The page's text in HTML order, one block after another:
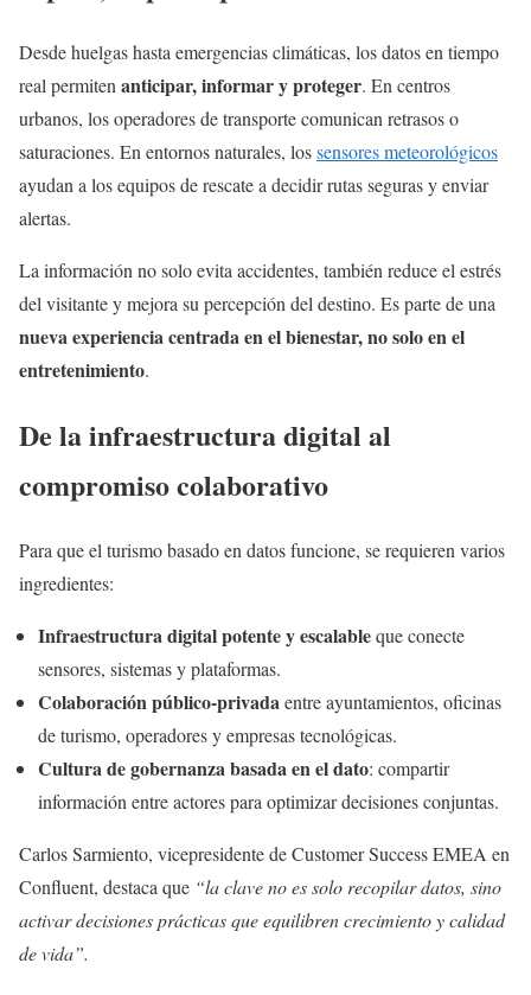
Desde huelgas hasta emergencias climáticas, los datos en tiempo
real permiten anticipar, informar y proteger. En centros
urbanos, los operadores de transporte comunican retrasos o
saturaciones. En entornos naturales, lossensores meteorológicos
ayudan a los equipos de rescate a decidir rutas seguras y enviar
alertas.
La información no solo evita accidentes, también reduce el estrés
del visitante y mejora su percepción del destino. Es parte de una
nueva experiencia centrada en el bienestar, no solo en el
entretenimiento.
De la infraestructura digital al
compromiso colaborativo
Para que el turismo basado en datos funcione, se requieren varios
ingredientes:
Infraestructura digital potente y escalableque conecte
sensores, sistemas y plataformas.
Colaboración público-privadaentre ayuntamientos, oficinas
de turismo, operadores y empresas tecnológicas.
Cultura de gobernanza basada en el dato: compartir
información entre actores para optimizar decisiones conjuntas.
Carlos Sarmiento, vicepresidente de Customer Success EMEA en
Confluent, destaca que “la clave no es solo recopilar datos, sino
activar decisiones prácticas que equilibren crecimiento y calidad
de vida”.